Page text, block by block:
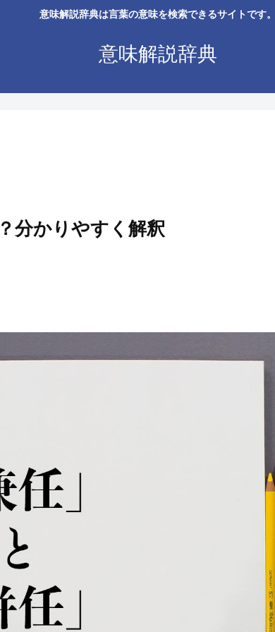
意味解説辞典は言葉の意味を検索できるサイトです。
意味解説辞典
分かりやすく解釈